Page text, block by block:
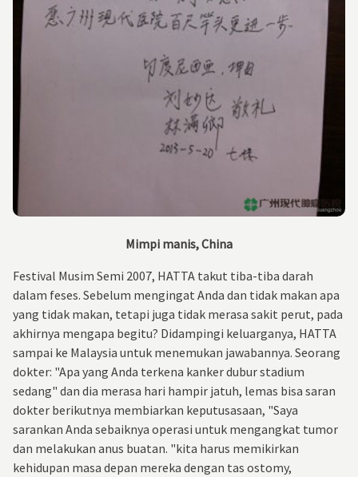
Mimpi manis, China
Festival Musim Semi 2007, HATTA takut tiba-tiba darah
dalam feses. Sebelum mengingat Anda dan tidak makan apa
yang tidak makan, tetapi juga tidak merasa sakit perut, pada
akhirnya mengapa begitu? Didampingi keluarganya, HATTA
sampai ke Malaysia untuk menemukan jawabannya. Seorang
dokter: "Apa yang Anda terkena kanker dubur stadium
sedang" dan dia merasa hari hampir jatuh, lemas bisa saran
dokter berikutnya membiarkan keputusasaan, "Saya
sarankan Anda sebaiknya operasi untuk mengangkat tumor
dan melakukan anus buatan. "kita harus memikirkan
kehidupan masa depan mereka dengan tas ostomy,